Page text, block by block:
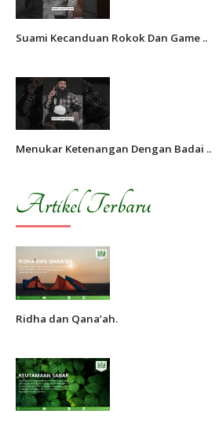
Suami Kecanduan Rokok Dan Game ..
Menukar Ketenangan Dengan Badai ..
Artikel Terbaru
Ridha dan Qana’ah.